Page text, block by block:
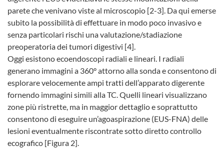
parete che venivano viste al microscopio [2-3]. Da qui emerse
subito la possibilità di effettuare in modo poco invasivo e
senza particolari rischi una valutazione/stadiazione
preoperatoria dei tumori digestivi [4].
Oggi esistono ecoendoscopi radiali e lineari. I radiali
generano immagini a 360° attorno alla sonda e consentono di
esplorare velocemente ampi tratti dell’apparato digerente
fornendo immagini simili alla TC. Quelli lineari visualizzano
zone più ristrette, ma in maggior dettaglio e soprattutto
consentono di eseguire un’agoaspirazione (EUS-FNA) delle
lesioni eventualmente riscontrate sotto diretto controllo
ecografico [Figura 2].